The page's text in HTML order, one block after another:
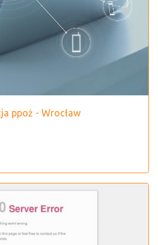
ppoż - Wrocław